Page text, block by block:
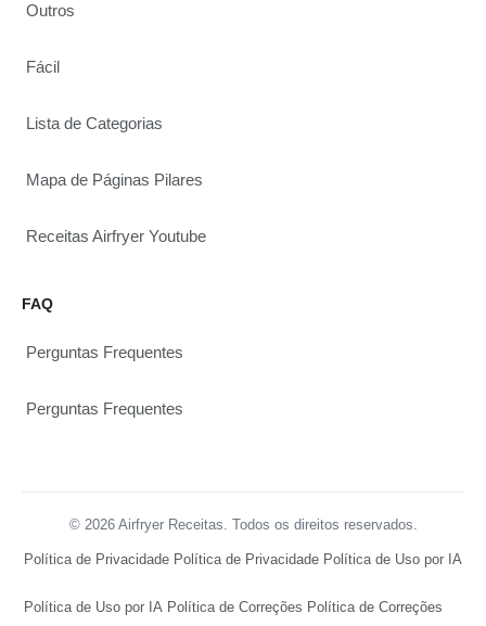
Outros
Fácil
Lista de Categorias
Mapa de Páginas Pilares
Receitas Airfryer Youtube
FAQ
Perguntas Frequentes
Perguntas Frequentes
© 2026 Airfryer Receitas. Todos os direitos reservados.
Política de Privacidade Política de Privacidade Política de Uso por IA
Política de Uso por IA Política de Correções Política de Correções